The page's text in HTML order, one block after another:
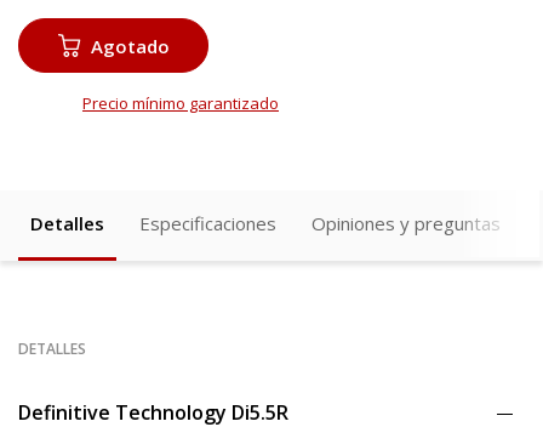
Agotado
Precio mínimo garantizado
Detalles Especificaciones Opiniones y preguntas
DETALLES
Definitive Technology Di5.5R